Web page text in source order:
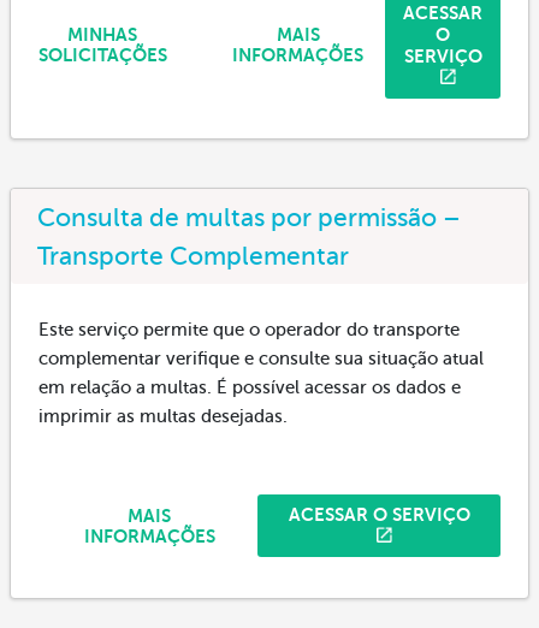
ACESSAR
O
SERVIÇO
MAIS
INFORMAÇÕES
MINHAS
SOLICITAÇÕES
Consulta de multas por permissão –
Transporte Complementar
Este serviço permite que o operador do transporte
complementar verifique e consulte sua situação atual
em relação a multas. É possível acessar os dados e
imprimir as multas desejadas.
ACESSAR O SERVIÇO
MAIS
INFORMAÇÕES